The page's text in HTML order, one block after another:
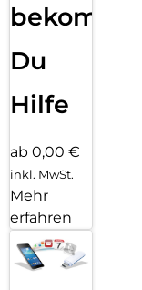
bekommst
Du
Hilfe
ab 0,00 €
inkl. MwSt.
Mehr
erfahren